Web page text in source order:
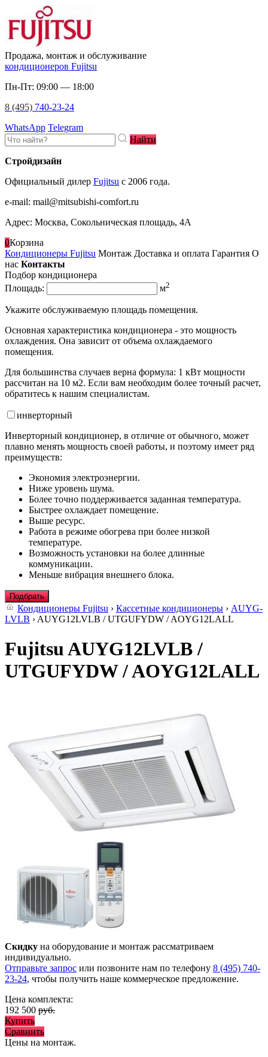
Продажа, монтаж и обслуживание
кондиционеров Fujitsu
Пн-Пт: 09:00 — 18:00
8 (495) 740-23-24
WhatsApp Telegram
Найти
Стройдизайн
Официальный дилер Fujitsu c 2006 года.
e-mail: mail@mitsubishi-comfort.ru
Адрес: Москва, Сокольническая площадь, 4А
0Корзина
Кондиционеры Fujitsu Монтаж Доставка и оплата Гарантия О
нас Контакты
Подбор кондиционера
Площадь:
м2
Укажите обслуживаемую площадь помещения.
Основная характеристика кондиционера - это мощность
охлаждения. Она зависит от объема охлаждаемого
помещения.
Для большинства случаев верна формула: 1 кВт мощности
рассчитан на 10 м2. Если вам необходим более точный расчет,
обратитесь к нашим специалистам.
инверторный
Инверторный кондиционер, в отличие от обычного, может
плавно менять мощность своей работы, и поэтому имеет ряд
преимуществ:
Экономия электроэнергии.
Ниже уровень шума.
Более точно поддерживается заданная температура.
Быстрее охлаждает помещение.
Выше ресурс.
Работа в режиме обогрева при более низкой
температуре.
Возможность установки на более длинные
коммуникации.
Меньше вибрация внешнего блока.
Подбрать
Кондиционеры Fujitsu › Кассетные кондиционеры › AUYG-
LVLB › AUYG12LVLB / UTGUFYDW / AOYG12LALL
Fujitsu AUYG12LVLB /
UTGUFYDW / AOYG12LALL
Скидку на оборудование и монтаж рассматриваем
индивидуально.
Отправьте запрос или позвоните нам по телефону 8 (495) 740-
23-24, чтобы получить наше коммерческое предложение.
Цена комплекта:
192 500 руб.
Купить
Сравнить
Цены на монтаж.